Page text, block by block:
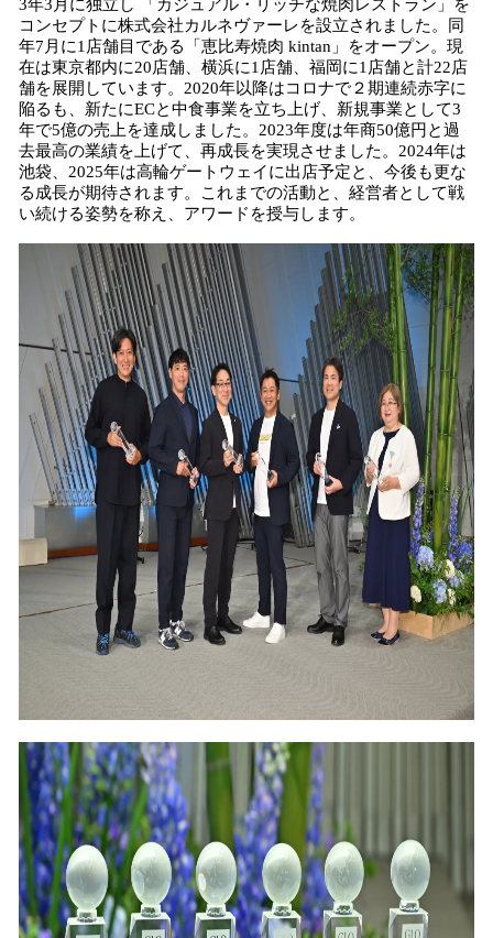
3年3月に独立し 「カジュアル・リッチな焼肉レストラン」を
コンセプトに株式会社カルネヴァーレを設立されました。同
年7月に1店舗目である「恵比寿焼肉 kintan」をオープン。現
在は東京都内に20店舗、横浜に1店舗、福岡に1店舗と計22店
舗を展開しています。2020年以降はコロナで２期連続赤字に
陥るも、新たにECと中食事業を立ち上げ、新規事業として3
年で5億の売上を達成しました。2023年度は年商50億円と過
去最高の業績を上げて、再成長を実現させました。2024年は
池袋、2025年は高輪ゲートウェイに出店予定と、今後も更な
る成長が期待されます。これまでの活動と、経営者として戦
い続ける姿勢を称え、アワードを授与します。